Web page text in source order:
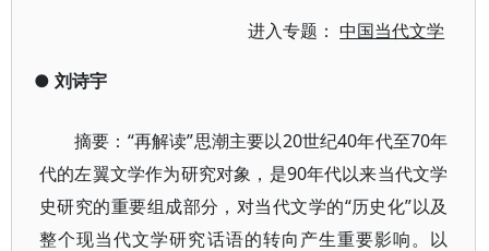
进入专题：中国当代文学
● 刘诗宇
摘要：“再解读”思潮主要以20世纪40年代至70年
代的左翼文学作为研究对象，是90年代以来当代文学
史研究的重要组成部分，对当代文学的“历史化”以及
整个现当代文学研究话语的转向产生重要影响。以